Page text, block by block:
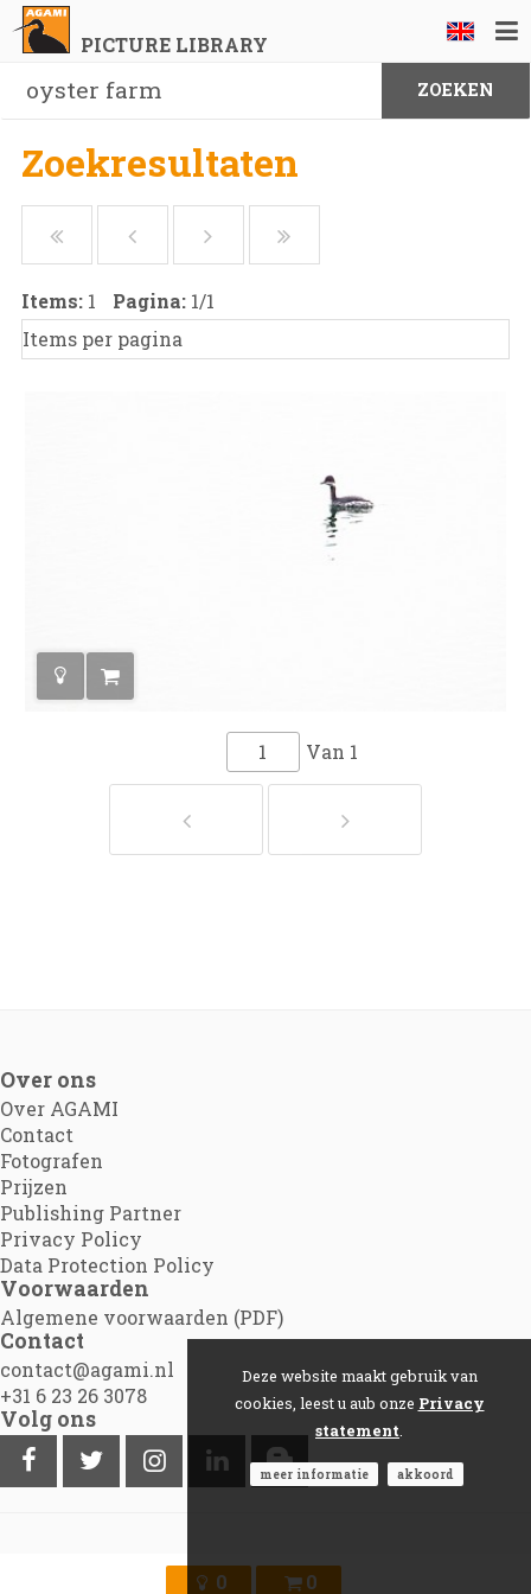
PICTURE LIBRARY
0 0
Zoekresultaten
Items: 1 Pagina: 1/1
Van 1
Over ons
Over AGAMI
Contact
Fotografen
Prijzen
Publishing Partner
Privacy Policy
Data Protection Policy
Voorwaarden
Algemene voorwaarden (PDF)
Contact
contact@agami.nl
+31 6 23 26 3078
Volg ons
Agami.nl|Powered by Picture Pack
Deze website maakt gebruik van
cookies, leest u aub onze Privacy
statement
meer informatie akkoord